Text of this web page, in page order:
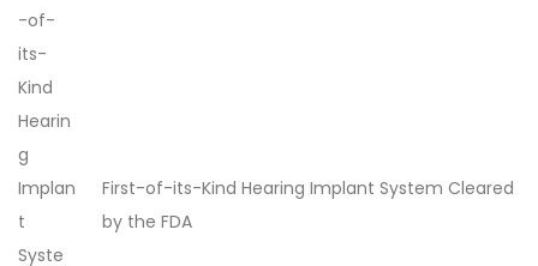
First-of-its-Kind Hearing Implant System Cleared
by the FDA